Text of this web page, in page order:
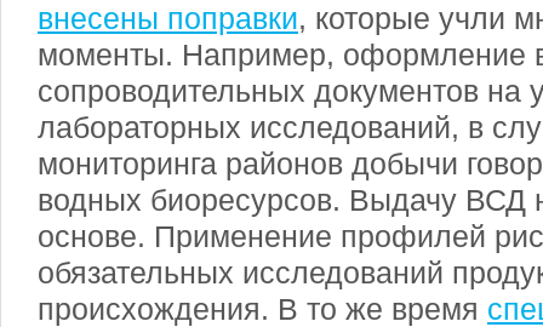
внесены поправки, которые учли
моменты. Например, оформление
сопроводительных документов на
лабораторных исследований, в
мониторинга районов добычи
водных биоресурсов. Выдачу ВСД
основе. Применение профилей
обязательных исследований
происхождения. В то же время